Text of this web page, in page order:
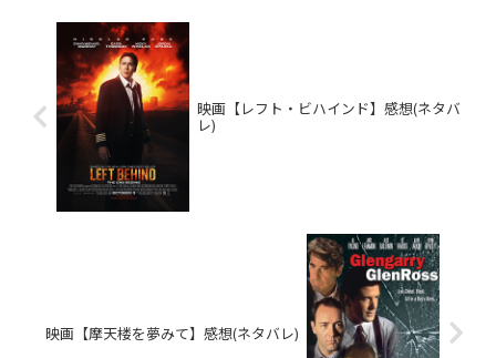
映画【レフト・ビハインド】感想(ネタバ
レ)
映画【摩天楼を夢みて】感想(ネタバレ)